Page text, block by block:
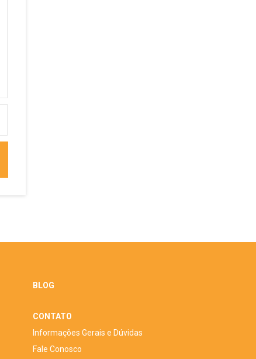
BLOG
CONTATO
Informações Gerais e Dúvidas
Fale Conosco